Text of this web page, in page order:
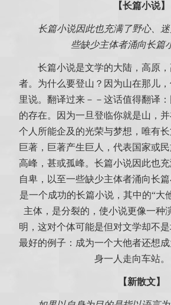
【长篇小说】
长篇小说因此也充满了野心、
些缺少主体者涌向长篇
长篇小说是文学的大陆，高原
者。为什么要登山？因为山在那儿
里说。翻译过来－－这话值得翻译
的存在。因为一旦登临你就是山，
个人所能企及的光荣与梦想，唯有
巨著，巨著产生巨人，代表国家或民
高峰，甚或孤峰。长篇小说因此也充
自卑，以至一些缺少主体者涌向长
是一个成功的长篇小说，其中的“大
主体，是分裂的，使小说更像一种
明，这对个体可能是但对文学却不
最好的例子：成为一个大他者还想
身一人走向车站。
【新散文】